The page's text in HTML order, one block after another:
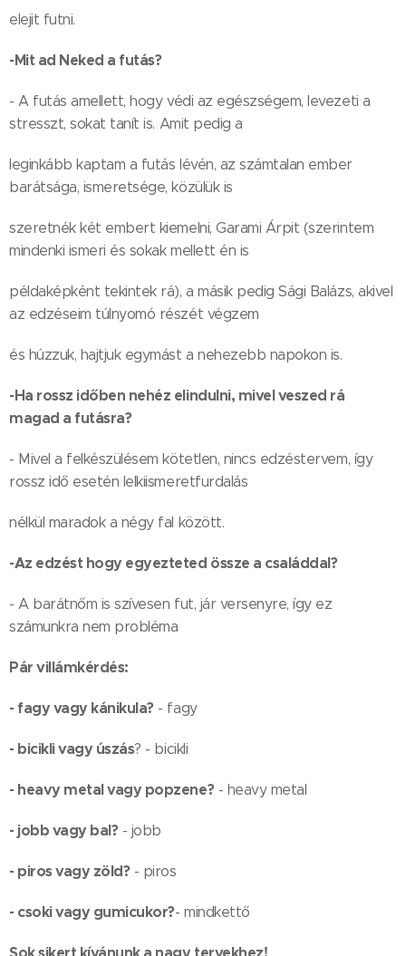
elejit futni.
-Mit ad Neked a futás?
- A futás amellett, hogy védi az egészségem, levezeti a
stresszt, sokat tanít is. Amit pedig a
leginkább kaptam a futás lévén, az számtalan ember
barátsága, ismeretsége, közülük is
szeretnék két embert kiemelni, Garami Árpit (szerintem
mindenki ismeri és sokak mellett én is
példaképként tekintek rá), a másik pedig Sági Balázs, akivel
az edzéseim túlnyomó részét végzem
és húzzuk, hajtjuk egymást a nehezebb napokon is.
-Ha rossz időben nehéz elindulni, mivel veszed rá
magad a futásra?
- Mivel a felkészülésem kötetlen, nincs edzéstervem, így
rossz idő esetén lelkiismeretfurdalás
nélkül maradok a négy fal között.
-Az edzést hogy egyezteted össze a családdal?
- A barátnőm is szívesen fut, jár versenyre, így ez
számunkra nem probléma
Pár villámkérdés:
- fagy vagy kánikula?- fagy
- bicikli vagy úszás? - bicikli
- heavy metal vagy popzene?- heavy metal
- jobb vagy bal?- jobb
- piros vagy zöld?- piros
- csoki vagy gumicukor?- mindkettő